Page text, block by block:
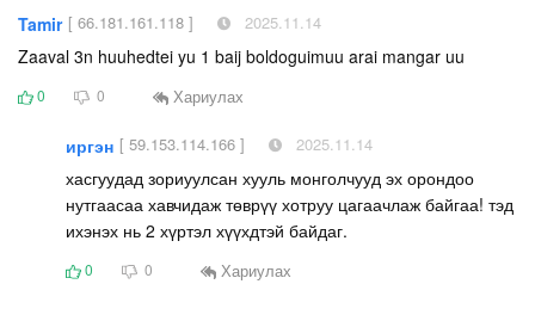
Tamir [ 66.181.161.118 ] 2025.11.14
Zaaval 3n huuhedtei yu 1 baij boldoguimuu arai mangar uu
0 0 Хариулах
иргэн [ 59.153.114.166 ] 2025.11.14
хасгуудад зориуулсан хууль монголчууд эх орондоо
нутгаасаа хавчидаж төврүү хотруу цагаачлаж байгаа! тэд
ихэнэх нь 2 хүртэл хүүхдтэй байдаг.
0 0 Хариулах